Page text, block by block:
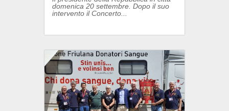
domenica 20 settembre. Dopo il suo
intervento il Concerto...